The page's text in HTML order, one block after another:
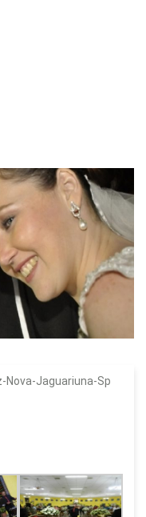
Nova-Jaguariuna-Sp